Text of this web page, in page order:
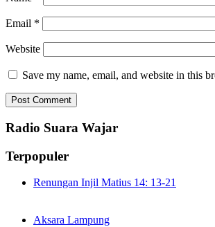
Email *
Website
Save my name, email, and website in this
Radio Suara Wajar
Terpopuler
Renungan Injil Matius 14: 13-21
Aksara Lampung